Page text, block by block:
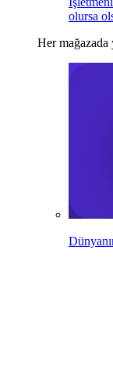
olursa
Her